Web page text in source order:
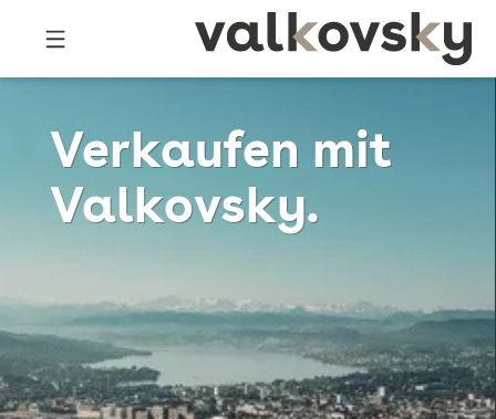
Verkaufen mit
Valkovsky.